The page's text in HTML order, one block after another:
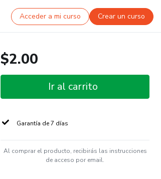
Acceder a mi curso Crear un curso
$2.00
Ir al carrito
Garantía de 7 días
Al comprar el producto, recibirás las instrucciones
de acceso por email.